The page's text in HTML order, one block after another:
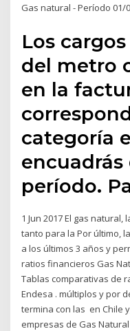
Gas natural - Período 01/
Los
del metro
en la
categoría
encuadrás
período.
1 Jun 2017 El gas
tanto para la Por último,
a los últimos 3 años y
ratios financieros Gas
Tablas comparativas de
Endesa . múltiplos y por
termina con las en Chile
empresas de Gas